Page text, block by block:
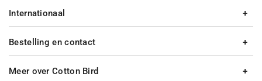
Bestelling en contact
Meer over Cotton Bird
Internationaal